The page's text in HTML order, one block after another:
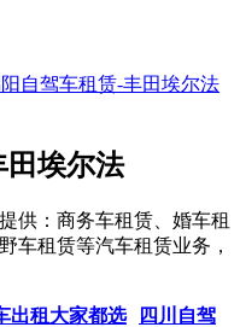
自驾车租赁-丰田埃尔法
田埃尔法
供：商务车租赁、婚车租
车租赁等汽车租赁业务，
出租大家都选
四川自驾